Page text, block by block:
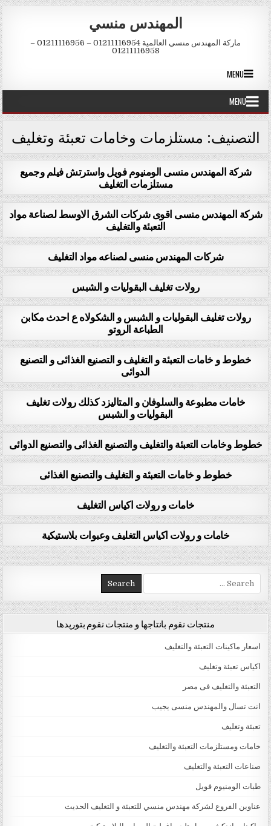
Skip to content
المهندس منسي
ماركة المهندس منسي العالمية 01211116954 – 01211116956 –
01211116958
MENU
MENU
التصنيف: مستلزمات وخامات تعبئة وتغليف
شركة المهندس منسى الومنيوم فويل واسترتش فيلم وجميع
مستلزمات التغليف
شركة المهندس منسى اقوى شركات الشرق الاوسط لصناعة مواد
التعبئة والتغليف
شركات المهندس منسى لصناعه مواد التغليف
رولات تغليف البقوليات و الشبس
رولات تغليف البقوليات و الشبس و الشكولاه ع احدث مكابن
الطباعة الروتو
خطوط و خامات التعبئة و التغليف و التصنيع الغذائى و التصنيع
الدوائى
خامات مطبوعة والسلوفان و المتاليزد كذلك رولات تغليف
البقوليات و الشبس
خطوط وخامات التعبئة والتغليف والتصنيع الغذائى والتصنيع الدوائى
خطوط و خامات التعبئة و التغليف والتصنيع الغذائى
خامات و رولات اكياس التغليف
خامات و رولات اكياس التغليف وعبوات بلاستيكية
Search for:
منتجات نقوم بانتاجها و منتجات نقوم بتوريدها
اسعار ماكينات التعبئة والتغليف
اكياس تعبئة وتغليف
التعبئة والتغليف فى مصر
انت تسال والمهندس منسى يجيب
تعبئة وتغليف
خامات ومستلزمات التعبئة والتغليف
صناعات التعبئة والتغليف
طبات الومنيوم فويل
عناوين الفروع لشركة مهندس منسي للتعبئة و التغليف الحديث